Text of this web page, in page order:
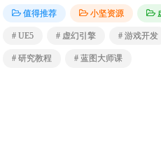
值得推荐 小坚资源
# UE5 # 虚幻引擎 # 游戏开发
# 研究教程 # 蓝图大师课